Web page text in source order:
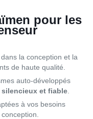
pour les
la conception et la
de haute qualité.
auto-développés
et fiable
à vos besoins